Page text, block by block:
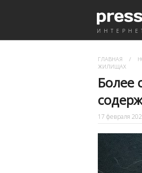
ГЛАВНАЯ /
ЖИЛИЩАХ
Более
17 февраля